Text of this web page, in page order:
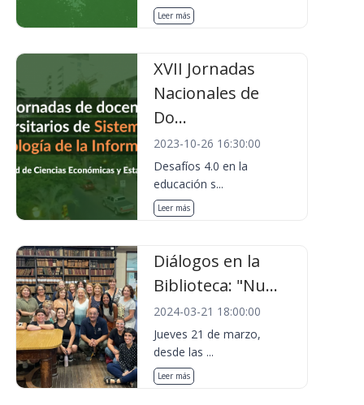
Leer más
XVII Jornadas
Nacionales de
Do...
2023-10-26 16:30:00
Desafíos 4.0 en la
educación s...
Leer más
Diálogos en la
Biblioteca: "Nu...
2024-03-21 18:00:00
Jueves 21 de marzo,
desde las ...
Leer más